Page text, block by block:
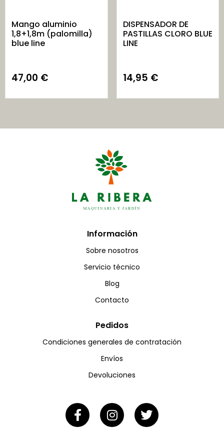
Mango aluminio
1,8+1,8m (palomilla)
blue line
47,00 €
DISPENSADOR DE
PASTILLAS CLORO BLUE
LINE
14,95 €
Información
Sobre nosotros
Servicio técnico
Blog
Contacto
Pedidos
Condiciones generales de contratación
Envíos
Devoluciones